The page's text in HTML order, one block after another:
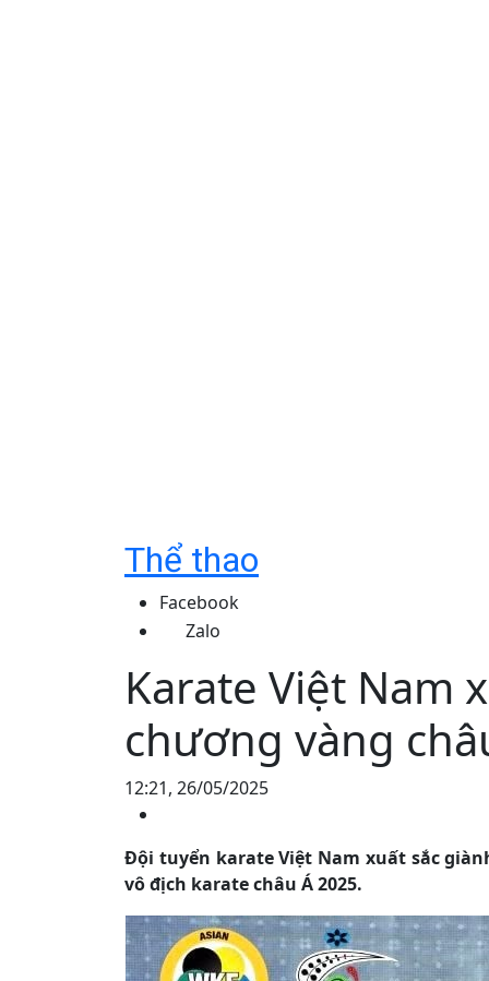
Thể thao
Facebook
Zalo
Karate Việt Nam
chương vàng
12:21, 26/05/2025
Đội tuyển karate Việt Nam xuất sắc
vô địch karate châu Á 2025.